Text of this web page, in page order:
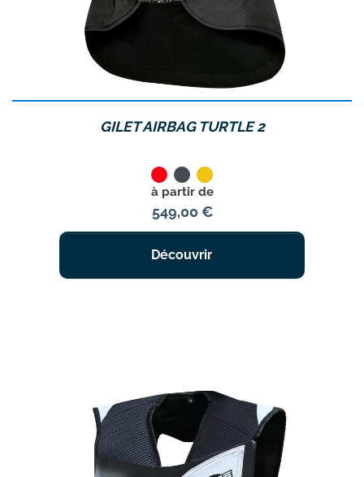
GILET AIRBAG TURTLE 2
Rouge
NoirJaune
à partir de
549,00 €
Découvrir